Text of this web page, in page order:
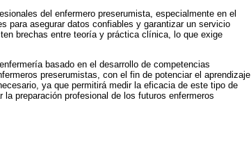
del enfermero preserumista, especialmente en el
para asegurar datos confiables y garantizar un servicio
brechas entre teoría y práctica clínica, lo que exige
basado en el desarrollo de competencias
preserumistas, con el fin de potenciar el aprendizaje
ya que permitirá medir la eficacia de este tipo de
preparación profesional de los futuros enfermeros